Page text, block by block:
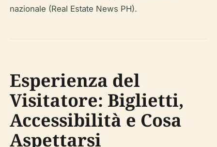
nazionale (Real Estate News PH).
Esperienza del
Visitatore: Biglietti,
Accessibilità e Cosa
Aspettarsi